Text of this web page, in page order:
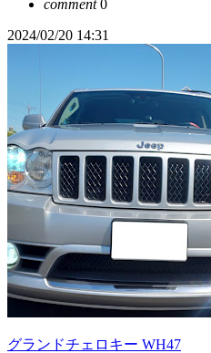
comment0
2024/02/20 14:31
グランドチェロキー WH47